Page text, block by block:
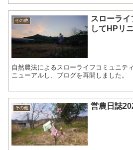
その他
スローラ
してHPリ
自然農法によるスローライフコミュニテ
ニューアルし、ブログを再開しました。
その他 営農日誌